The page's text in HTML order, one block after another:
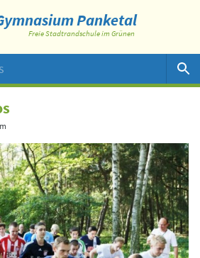
Panketal
Freie Stadtrandschule im Grünen